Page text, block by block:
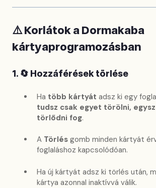
⚠️ Korlátok a Dormakaba
kártyaprogramozásban
1. 🔄 Hozzáférések törlése
Ha több kártyát adsz ki egy
tudsz csak egyet törölni,
törlődni fog.
A Törlés gomb minden kártyát
foglaláshoz kapcsolódóan.
Ha új kártyát adsz ki törlés után,
kártya azonnal inaktívvá válik.